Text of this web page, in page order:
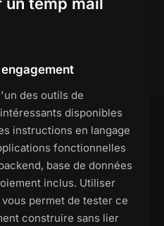
des outils de
disponibles
instructions en langage
fonctionnelles
base de données
inclus. Utiliser
permet de tester ce
construire sans lier